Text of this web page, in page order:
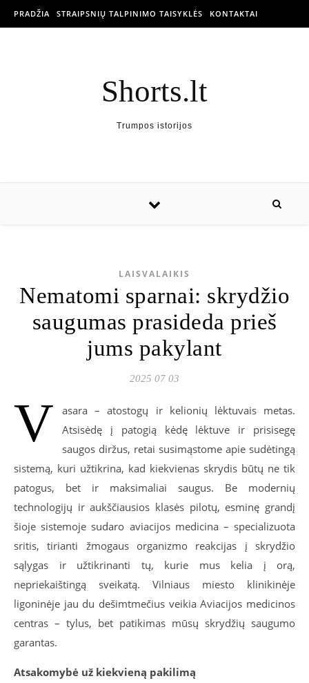
PRADŽIA STRAIPSNIŲ TALPINIMO TAISYKLĖS KONTAKTAI
Shorts.lt
Trumpos istorijos
LAISVALAIKIS
Nematomi sparnai: skrydžio
saugumas prasideda prieš
jums pakylant
2025 07 03
V
asara – atostogų ir kelionių lėktuvais metas.
Atsisėdę į patogią kėdę lėktuve ir prisisegę
saugos diržus, retai susimąstome apie sudėtingą
sistemą, kuri užtikrina, kad kiekvienas skrydis būtų ne tik
patogus, bet ir maksimaliai saugus. Be modernių
technologijų ir aukščiausios klasės pilotų, esminę grandį
šioje sistemoje sudaro aviacijos medicina – specializuota
sritis, tirianti žmogaus organizmo reakcijas į skrydžio
sąlygas ir užtikrinanti tų, kurie mus kelia į orą,
nepriekaištingą sveikatą. Vilniaus miesto klinikinėje
ligoninėje jau du dešimtmečius veikia Aviacijos medicinos
centras – tylus, bet patikimas mūsų skrydžių saugumo
garantas.
Atsakomybė už kiekvieną pakilimą